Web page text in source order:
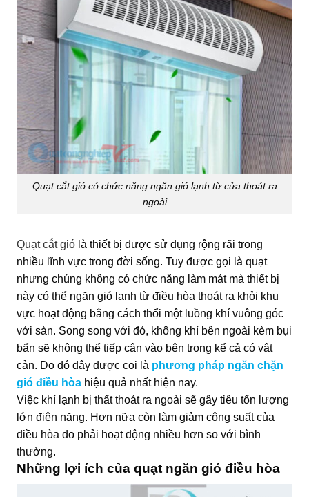
Quạt cắt gió có chức năng ngăn gió lạnh từ cửa thoát ra
ngoài
Quạt cắt gió là thiết bị được sử dụng rộng rãi trong
nhiều lĩnh vực trong đời sống. Tuy được gọi là quạt
nhưng chúng không có chức năng làm mát mà thiết bị
này có thể ngăn gió lạnh từ điều hòa thoát ra khỏi khu
vực hoạt động bằng cách thổi một luồng khí vuông góc
với sàn. Song song với đó, không khí bên ngoài kèm bụi
bẩn sẽ không thể tiếp cận vào bên trong kể cả có vật
cản. Do đó đây được coi là phương pháp ngăn chặn
gió điều hòa hiệu quả nhất hiện nay.
Việc khí lạnh bị thất thoát ra ngoài sẽ gây tiêu tốn lượng
lớn điện năng. Hơn nữa còn làm giảm công suất của
điều hòa do phải hoạt động nhiều hơn so với bình
thường.
Những lợi ích của quạt ngăn gió điều hòa